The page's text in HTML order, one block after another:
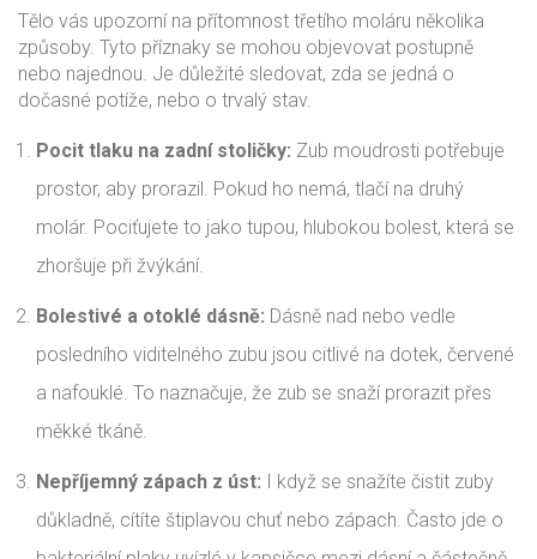
Tělo vás upozorní na přítomnost třetího moláru několika
způsoby. Tyto příznaky se mohou objevovat postupně
nebo najednou. Je důležité sledovat, zda se jedná o
dočasné potíže, nebo o trvalý stav.
Pocit tlaku na zadní stoličky: Zub moudrosti potřebuje
prostor, aby prorazil. Pokud ho nemá, tlačí na druhý
molár. Pociťujete to jako tupou, hlubokou bolest, která se
zhoršuje při žvýkání.
Bolestivé a otoklé dásně: Dásně nad nebo vedle
posledního viditelného zubu jsou citlivé na dotek, červené
a nafouklé. To naznačuje, že zub se snaží prorazit přes
měkké tkáně.
Nepříjemný zápach z úst: I když se snažíte čistit zuby
důkladně, cítíte štiplavou chuť nebo zápach. Často jde o